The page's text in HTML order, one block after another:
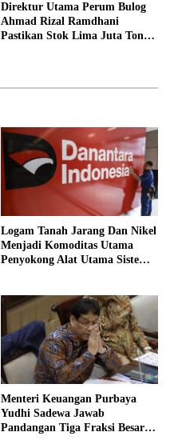
Direktur Utama Perum Bulog
Ahmad Rizal Ramdhani
Pastikan Stok Lima Juta Ton
Logam Tanah Jarang Dan Nikel
Menjadi Komoditas Utama
Penyokong Alat Utama Sistem
Menteri Keuangan Purbaya
Yudhi Sadewa Jawab
Pandangan Tiga Fraksi Besar